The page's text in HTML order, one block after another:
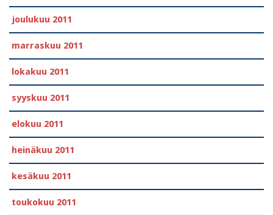
joulukuu 2011
marraskuu 2011
lokakuu 2011
syyskuu 2011
elokuu 2011
heinäkuu 2011
kesäkuu 2011
toukokuu 2011